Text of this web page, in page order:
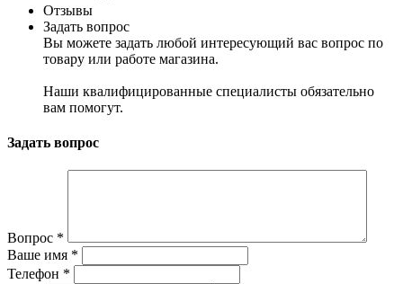
Отзывы
Задать вопрос
Вы можете задать любой интересующий вас вопрос по
товару или работе магазина.
Наши квалифицированные специалисты обязательно
вам помогут.
Задать вопрос
Вопрос *
Ваше имя *
Телефон *